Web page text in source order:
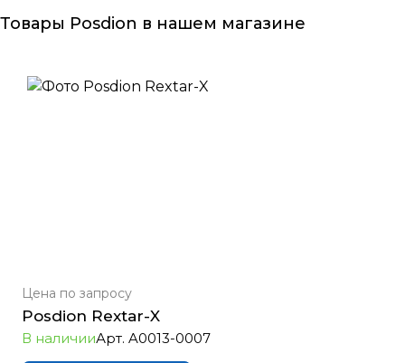
Товары Posdion в нашем магазине
Цена по запросу
Posdion Rextar-X
В наличииАрт. A0013-0007